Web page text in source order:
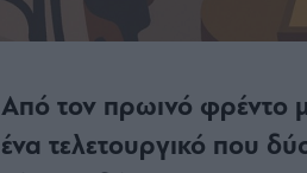
Από τον πρωινό φρέντο
ένα τελετουργικό που